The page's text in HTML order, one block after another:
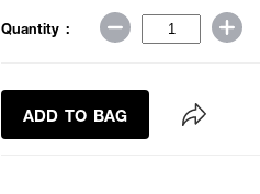
Quantity :
ADD TO BAG